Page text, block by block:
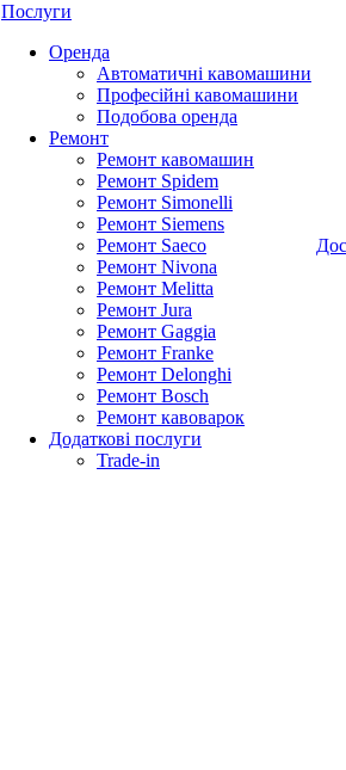
Послуги
Оренда
Автоматичні кавомашини
Професійні кавомашини
Подобова оренда
Ремонт
Ремонт кавомашин
Ремонт Spidem
Ремонт Simonelli
Ремонт Siemens
Ремонт Saeco
Ремонт Nivona
Ремонт Melitta
Ремонт Jura
Ремонт Gaggia
Ремонт Franke
Ремонт Delonghi
Ремонт Bosch
Ремонт кавоварок
Додаткові послуги
Trade-in